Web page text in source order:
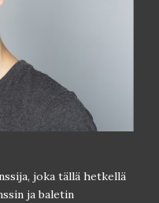
joka tällä hetkellä
ja baletin